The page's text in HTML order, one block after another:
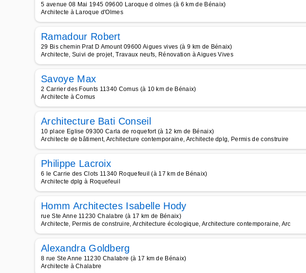
5 avenue 08 Mai 1945 09600 Laroque d olmes (à 6 km de Bénaix)
Architecte à Laroque d'Olmes
Ramadour Robert
29 Bis chemin Prat D Amount 09600 Aigues vives (à 9 km de Bénaix)
Architecte, Suivi de projet, Travaux neufs, Rénovation à Aigues Vives
Savoye Max
2 Carrier des Founts 11340 Comus (à 10 km de Bénaix)
Architecte à Comus
Architecture Bati Conseil
10 place Eglise 09300 Carla de roquefort (à 12 km de Bénaix)
Architecte de bâtiment, Architecture contemporaine, Architecte dplg, Permis de construire
Philippe Lacroix
6 le Carrie des Clots 11340 Roquefeuil (à 17 km de Bénaix)
Architecte dplg à Roquefeuil
Homm Architectes Isabelle Hody
rue Ste Anne 11230 Chalabre (à 17 km de Bénaix)
Architecte, Permis de construire, Architecture écologique, Architecture contemporaine, Arc
Alexandra Goldberg
8 rue Ste Anne 11230 Chalabre (à 17 km de Bénaix)
Architecte à Chalabre